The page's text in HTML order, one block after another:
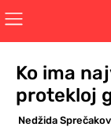
Ko ima
protekloj
Nedžida